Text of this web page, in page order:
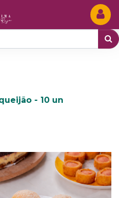
- 10 un